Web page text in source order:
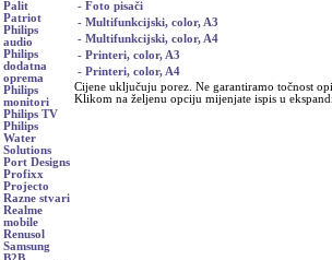
Palit
Patriot
Philips
audio
Philips
dodatna
oprema
Philips
monitori
Philips TV
Philips
Water
Solutions
Port Designs
Profixx
Projecto
Razne stvari
Realme
mobile
Renusol
Samsung
- Foto pisači
- Multifunkcijski, color, A3
- Multifunkcijski, color, A4
- Printeri, color, A3
- Printeri, color, A4
Cijene uključuju porez. Ne garantiramo točnost
Klikom na željenu opciju mijenjate ispis u